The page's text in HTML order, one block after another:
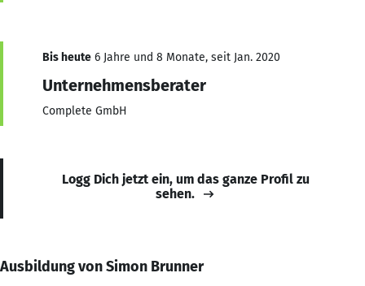
Bis heute 6 Jahre und 8 Monate, seit Jan. 2020
Unternehmensberater
Complete GmbH
Logg Dich jetzt ein, um das ganze Profil zu
sehen.
Ausbildung von Simon Brunner